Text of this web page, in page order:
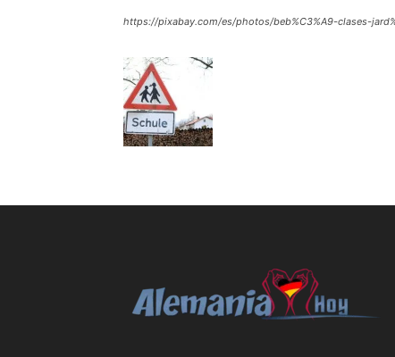
https://pixabay.com/es/photos/beb%C3%A9-clases-